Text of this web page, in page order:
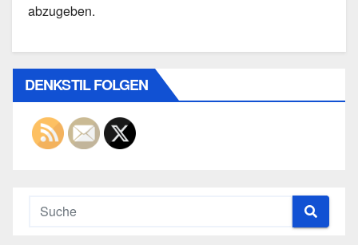
abzugeben.
DENKSTIL FOLGEN